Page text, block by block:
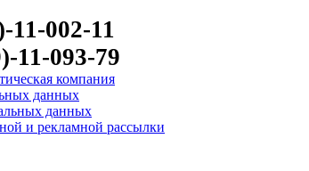
002-11
11-093-79
компания
данных
данных
и рекламной рассылки